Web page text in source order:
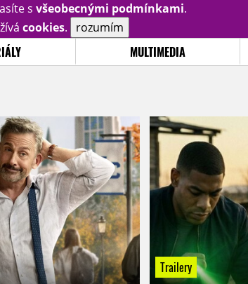
s všeobecnými podmínkami.
cookies. rozumím
MULTIMEDIA
Trailery